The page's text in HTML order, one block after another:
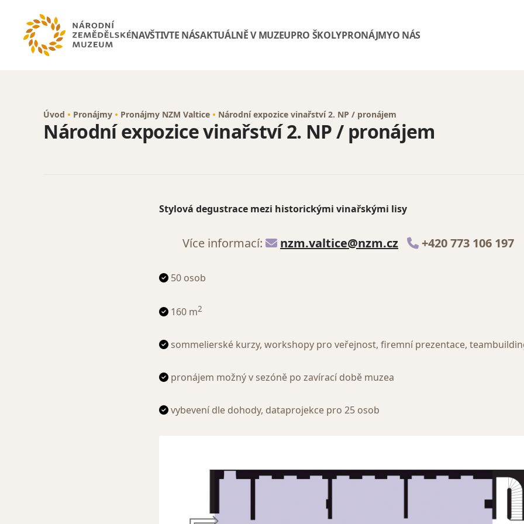
NAVŠTIVTE NÁSAKTUÁLNĚ V MUZEUPRO ŠKOLYPRONÁJMYO NÁS
Úvod Pronájmy Pronájmy NZM Valtice Národní expozice vinařství 2. NP / pronájem
Národní expozice vinařství 2. NP / pronájem
Stylová degustrace mezi historickými vinařskými lisy
Více informací: nzm.valtice@nzm.cz +420 773 106 197
50 osob
160 m2
sommelierské kurzy, workshopy pro veřejnost, firemní prezentace,
pronájem možný v sezóně po zavírací době muzea
vybevení dle dohody, dataprojekce pro 25 osob